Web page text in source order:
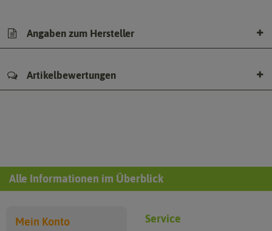
Angaben zum Hersteller
Artikelbewertungen
Alle Informationen im Überblick
Mein Konto Service